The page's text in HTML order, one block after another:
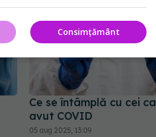
Ce se întâmplă cu cei
avut COVID
05 aug 2025, 13:09
Consimțământ